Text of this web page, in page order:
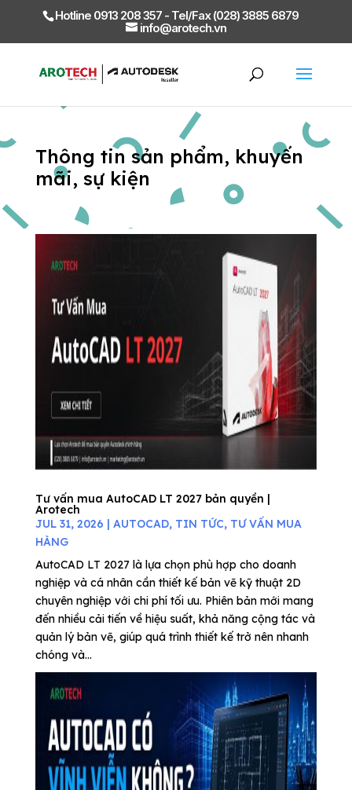
Hotline 0913 208 357 - Tel/Fax (028) 3885 6879
info@arotech.vn
Thông tin sản phẩm, khuyến
mãi, sự kiện
Tư vấn mua AutoCAD LT 2027 bản quyền |
Arotech
JUL 31, 2026 | AUTOCAD, TIN TỨC, TƯ VẤN MUA
HÀNG
AutoCAD LT 2027 là lựa chọn phù hợp cho doanh
nghiệp và cá nhân cần thiết kế bản vẽ kỹ thuật 2D
chuyên nghiệp với chi phí tối ưu. Phiên bản mới mang
đến nhiều cải tiến về hiệu suất, khả năng cộng tác và
quản lý bản vẽ, giúp quá trình thiết kế trở nên nhanh
chóng và...